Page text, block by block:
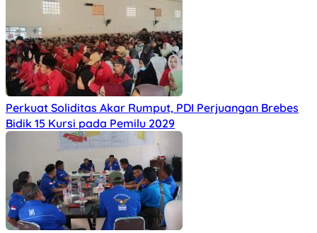
Perkuat Soliditas Akar Rumput, PDI Perjuangan Brebes
Bidik 15 Kursi pada Pemilu 2029